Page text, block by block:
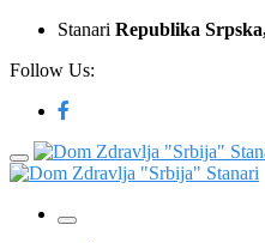
Stanari Republika
Follow Us: